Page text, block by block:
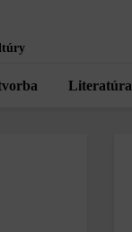
Literatúra